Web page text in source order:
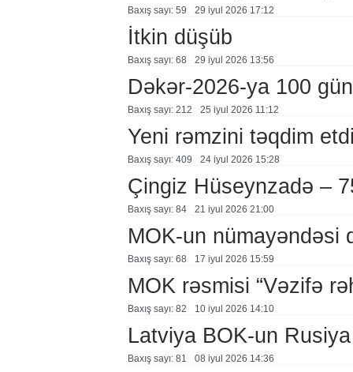
Baxış sayı: 59 29 i̇yul 2026 17:12
İtkin düşüb
Baxış sayı: 68 29 i̇yul 2026 13:56
Dəkər-2026-ya 100
Baxış sayı: 212 25 i̇yul 2026 11:12
Yeni rəmzini təqdim
Baxış sayı: 409 24 i̇yul 2026 15:28
Çingiz Hüseynzadə –
Baxış sayı: 84 21 i̇yul 2026 21:00
MOK-un nümayəndəsi
Baxış sayı: 68 17 i̇yul 2026 15:59
MOK rəsmisi “Vəzifə
Baxış sayı: 82 10 i̇yul 2026 14:10
Latviya BOK-un
Baxış sayı: 81 08 i̇yul 2026 14:36